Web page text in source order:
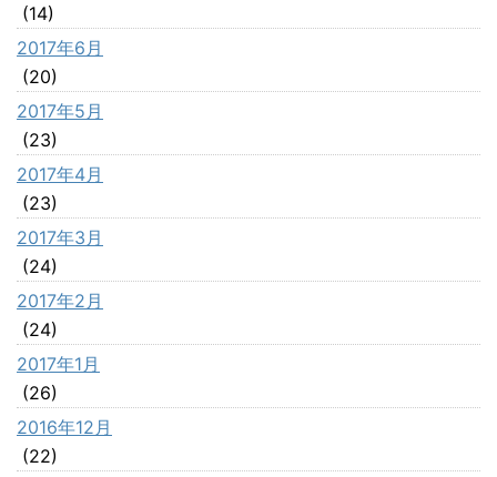
(14)
2017年6月
(20)
2017年5月
(23)
2017年4月
(23)
2017年3月
(24)
2017年2月
(24)
2017年1月
(26)
2016年12月
(22)